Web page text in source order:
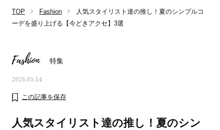
TOP Fashion
人気スタイリスト達の推し！夏のシンプルコ
ーデを盛り上げる【今どきアクセ】3選
Fashion 特集
2026.05.14
この記事を保存
人気スタイリスト達の推し！夏のシン